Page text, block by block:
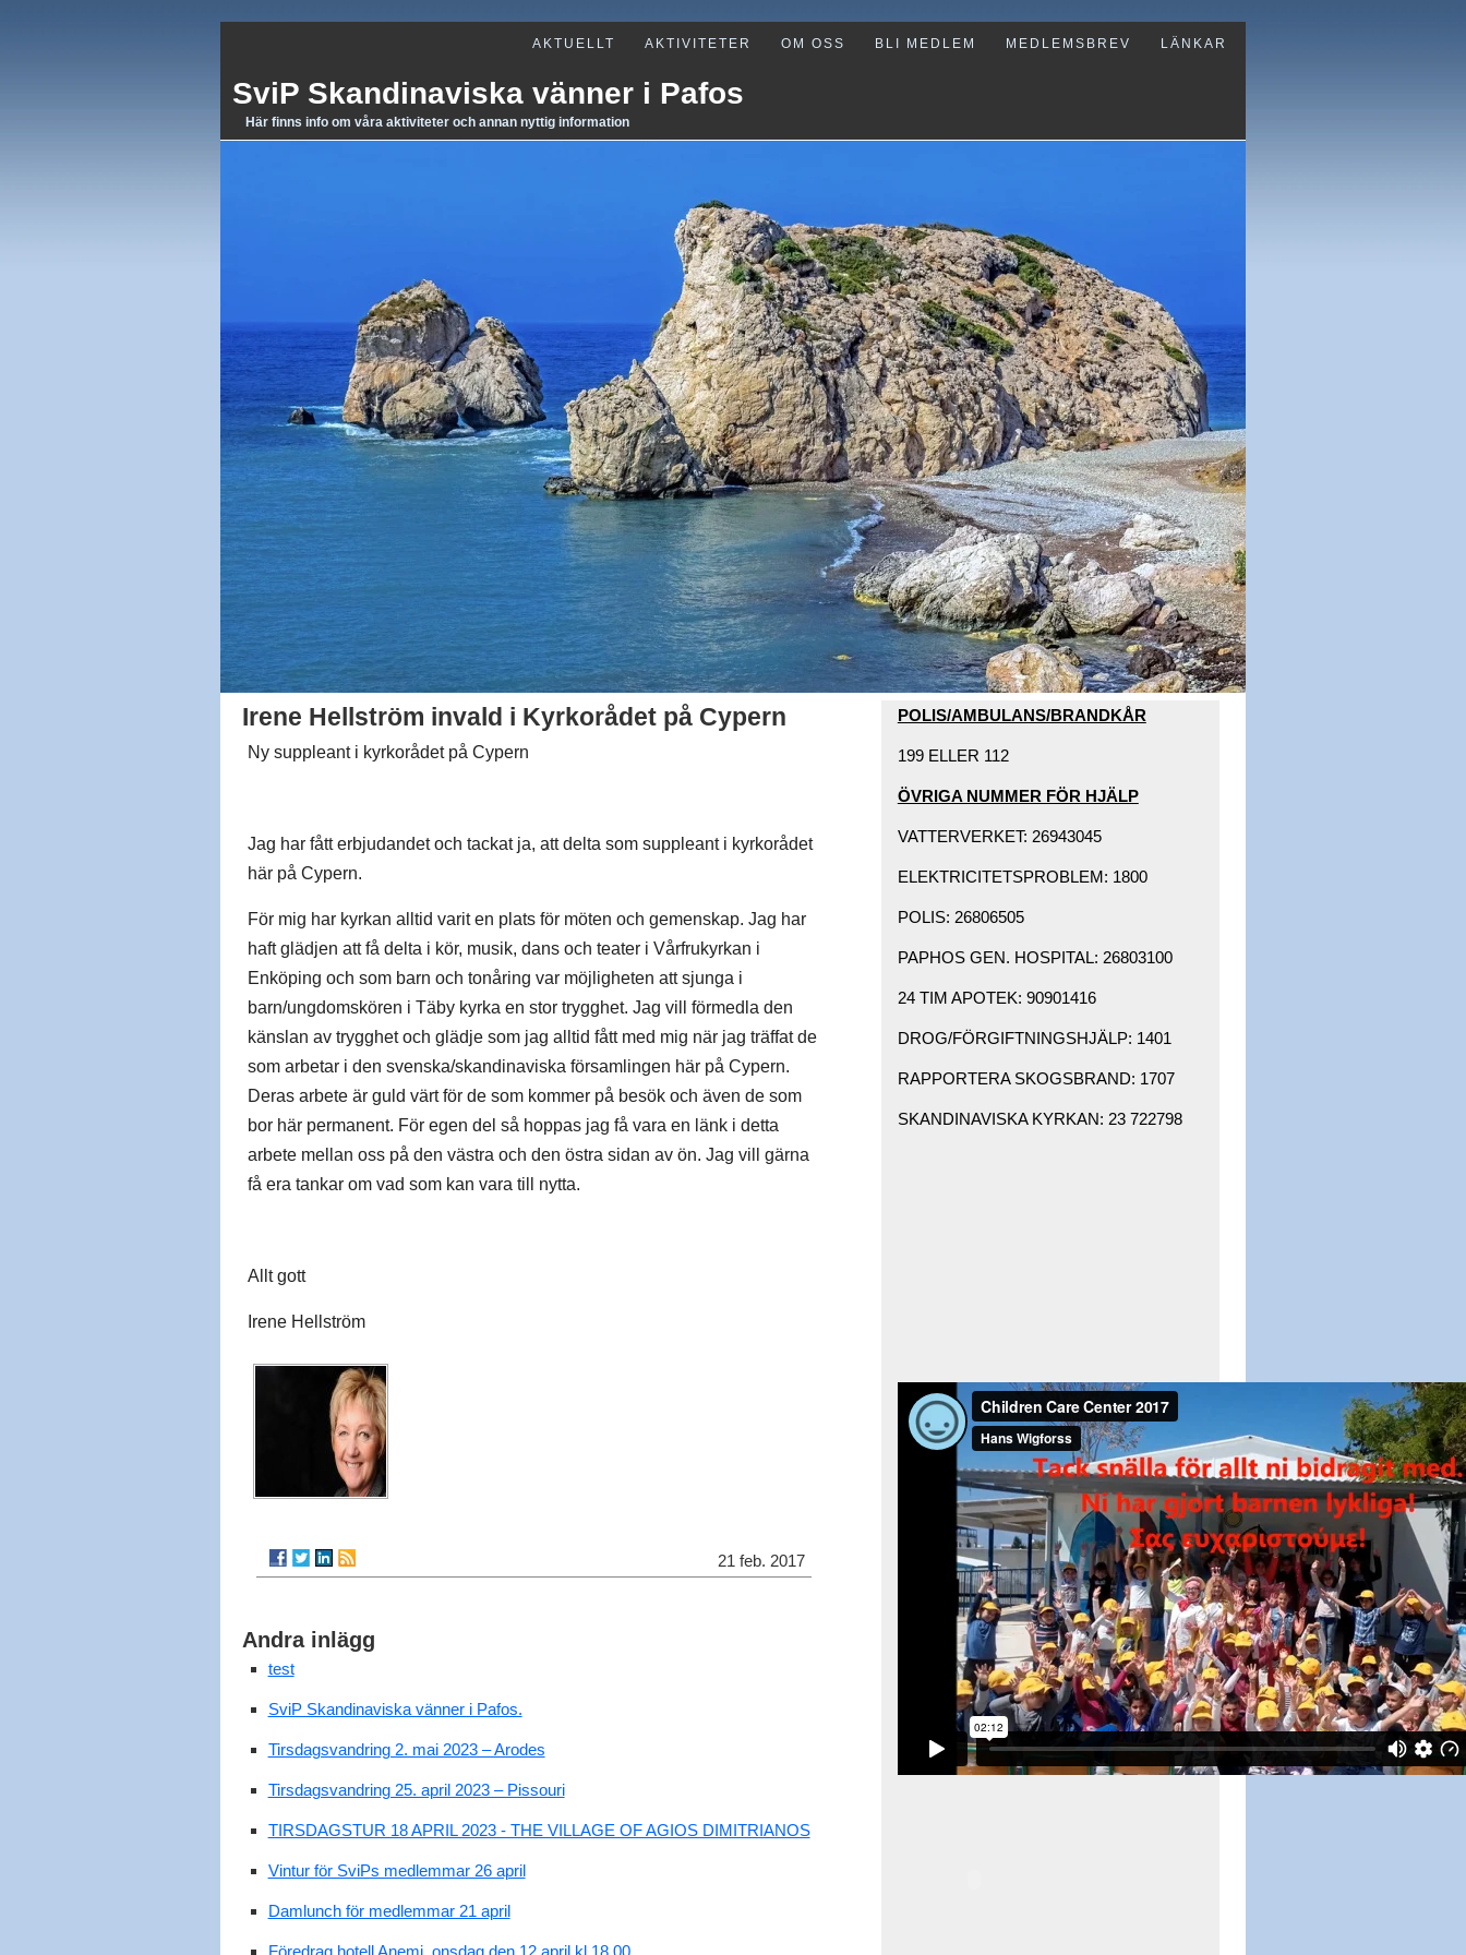
AKTUELLT AKTIVITETER OM OSS BLI MEDLEM MEDLEMSBREV LÄNKAR
SviP Skandinaviska vänner i Pafos
Här finns info om våra aktiviteter och annan nyttig information
Irene Hellström invald i Kyrkorådet på Cypern
Ny suppleant i kyrkorådet på Cypern
Jag har fått erbjudandet och tackat ja, att delta som suppleant i kyrkorådet
här på Cypern.
För mig har kyrkan alltid varit en plats för möten och gemenskap. Jag har
haft glädjen att få delta i kör, musik, dans och teater i Vårfrukyrkan i
Enköping och som barn och tonåring var möjligheten att sjunga i
barn/ungdomskören i Täby kyrka en stor trygghet. Jag vill förmedla den
känslan av trygghet och glädje som jag alltid fått med mig när jag träffat de
som arbetar i den svenska/skandinaviska församlingen här på Cypern.
Deras arbete är guld värt för de som kommer på besök och även de som
bor här permanent. För egen del så hoppas jag få vara en länk i detta
arbete mellan oss på den västra och den östra sidan av ön. Jag vill gärna
få era tankar om vad som kan vara till nytta.
Allt gott
Irene Hellström
21 feb. 2017
Andra inlägg
test
SviP Skandinaviska vänner i Pafos.
Tirsdagsvandring 2. mai 2023 – Arodes
Tirsdagsvandring 25. april 2023 – Pissouri
TIRSDAGSTUR 18 APRIL 2023 - THE VILLAGE OF AGIOS DIMITRIANOS
Vintur för SviPs medlemmar 26 april
Damlunch för medlemmar 21 april
Föredrag hotell Anemi, onsdag den 12 april kl 18.00.
POLIS/AMBULANS/BRANDKÅR​
199 ELLER 112​
ÖVRIGA NUMMER FÖR HJÄLP​
VATTERVERKET: 26943045 ​
ELEKTRICITETSPROBLEM: 1800 ​
POLIS: 26806505 ​
PAPHOS GEN. HOSPITAL: 26803100 ​
24 TIM APOTEK: 90901416 ​
DROG/FÖRGIFTNINGSHJÄLP: 1401 ​
RAPPORTERA SKOGSBRAND: 1707 ​
SKANDINAVISKA KYRKAN: 23 722798 ​